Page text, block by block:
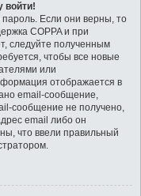
войти!
Если они верны, то
COPPA и при
следуйте полученным
чтобы все новые
или
отображается в
email-сообщение,
сообщение не получено,
email либо он
что ввели правильный